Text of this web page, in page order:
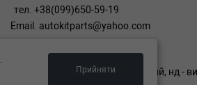
тел. +38(099)650-59-19
Email. autokitparts@yahoo.com
Графік роботи
пн-пт з 9:00 до 17:00, сб - вихідний, нд -
Прийняти